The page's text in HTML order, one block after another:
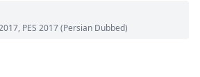
PES 2017(Persian Dubbed)